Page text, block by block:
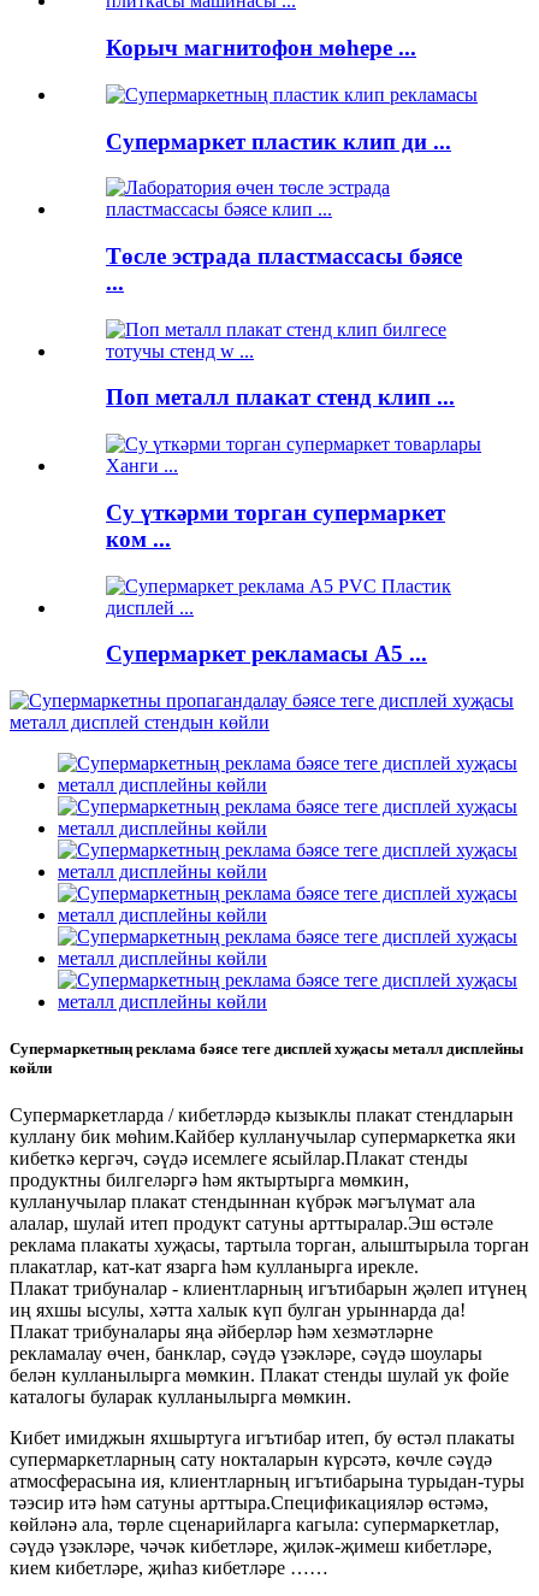
Корыч магнитофон мөһере ...
Супермаркет пластик клип ди ...
Төсле эстрада пластмассасы бәясе
...
Поп металл плакат стенд клип ...
Су үткәрми торган супермаркет
ком ...
Супермаркет рекламасы A5 ...
Супермаркетның реклама бәясе теге дисплей хуҗасы металл дисплейны
көйли
Супермаркетларда / кибетләрдә кызыклы плакат стендларын
куллану бик мөһим.Кайбер кулланучылар супермаркетка яки
кибеткә кергәч, сәүдә исемлеге ясыйлар.Плакат стенды
продуктны билгеләргә һәм яктыртырга мөмкин,
кулланучылар плакат стендыннан күбрәк мәгълүмат ала
алалар, шулай итеп продукт сатуны арттыралар.Эш өстәле
реклама плакаты хуҗасы, тартыла торган, алыштырыла торган
плакатлар, кат-кат язарга һәм кулланырга ирекле.
Плакат трибуналар - клиентларның игътибарын җәлеп итүнең
иң яхшы ысулы, хәтта халык күп булган урыннарда да!
Плакат трибуналары яңа әйберләр һәм хезмәтләрне
рекламалау өчен, банклар, сәүдә үзәкләре, сәүдә шоулары
белән кулланылырга мөмкин. Плакат стенды шулай ук ​​фойе
каталогы буларак кулланылырга мөмкин.
Кибет имиджын яхшыртуга игътибар итеп, бу өстәл плакаты
супермаркетларның сату нокталарын күрсәтә, көчле сәүдә
атмосферасына ия, клиентларның игътибарына турыдан-туры
тәэсир итә һәм сатуны арттыра.Спецификацияләр өстәмә,
көйләнә ала, төрле сценарийларга кагыла: супермаркетлар,
сәүдә үзәкләре, чәчәк кибетләре, җиләк-җимеш кибетләре,
кием кибетләре, җиһаз кибетләре ……